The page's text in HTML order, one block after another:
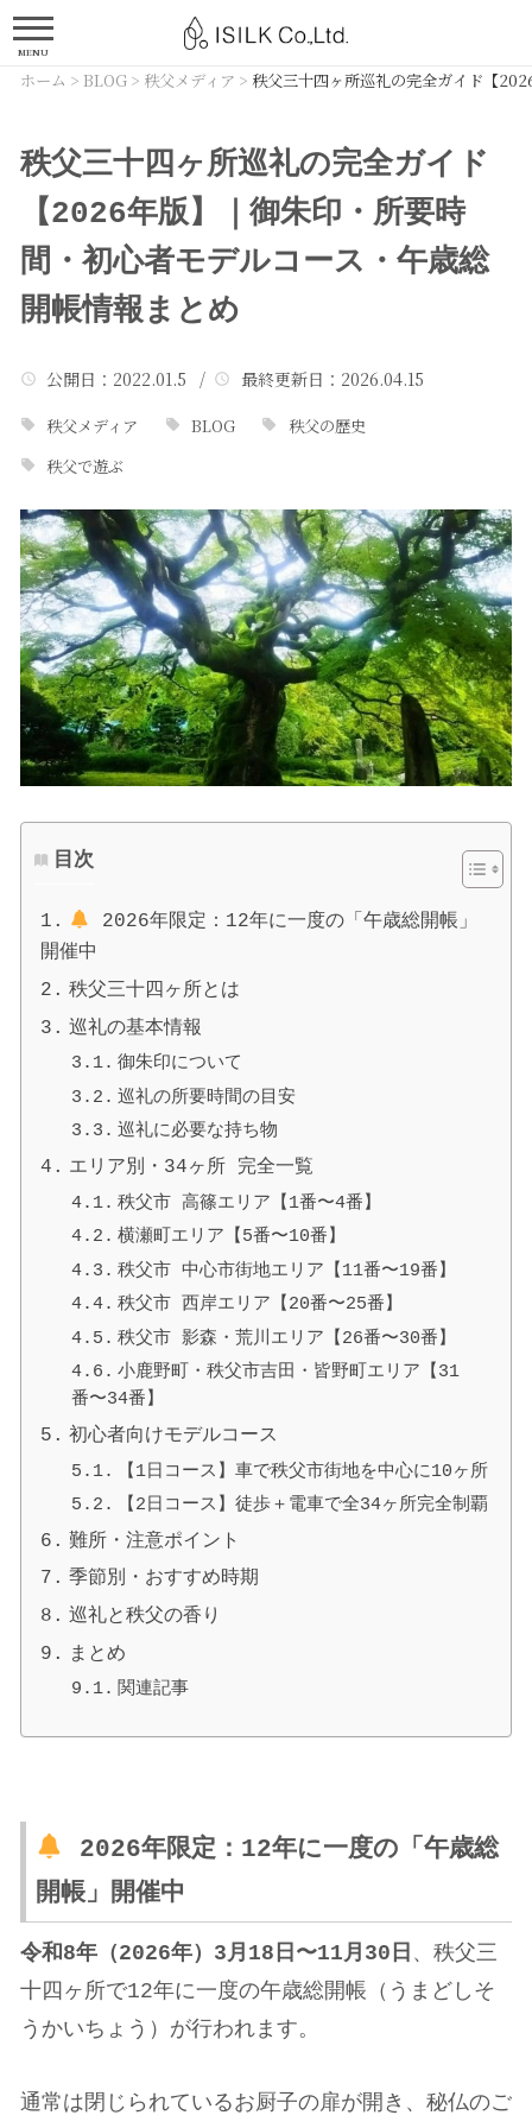
MENU
ホーム > BLOG> 秩父メディア > 秩父三十四ヶ所巡礼の完全ガイド【
秩父三十四ヶ所巡礼の完全ガイド
【2026年版】｜御朱印・所要時
間・初心者モデルコース・午歳総
開帳情報まとめ
公開日 ：2022.01.5 / 最終更新日 ：2026.04.15
秩父メディア BLOG
秩父の歴史
秩父で遊ぶ
目次
2026年限定：12年に一度の「午歳総開帳」
開催中
秩父三十四ヶ所とは
巡礼の基本情報
御朱印について
巡礼の所要時間の目安
巡礼に必要な持ち物
エリア別・34ヶ所 完全一覧
秩父市 高篠エリア【1番〜4番】
横瀬町エリア【5番〜10番】
秩父市 中心市街地エリア【11番〜19番】
秩父市 西岸エリア【20番〜25番】
秩父市 影森・荒川エリア【26番〜30番】
小鹿野町・秩父市吉田・皆野町エリア【31
番〜34番】
初心者向けモデルコース
【1日コース】車で秩父市街地を中心に10ヶ所
【2日コース】徒歩＋電車で全34ヶ所完全制覇
難所・注意ポイント
季節別・おすすめ時期
巡礼と秩父の香り
まとめ
関連記事
2026年限定：12年に一度の「午歳総
開帳」開催中
令和8年（2026年）3月18日〜11月30日 、秩父三
十四ヶ所で12年に一度の午歳総開帳（うまどしそ
うかいちょう）が行われます。
通常は閉じられているお厨子の扉が開き、秘仏のご